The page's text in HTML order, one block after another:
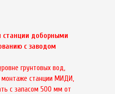
станции доборными
с заводом
грунтовых вод,
монтаже станции МИДИ,
с запасом 500 мм от